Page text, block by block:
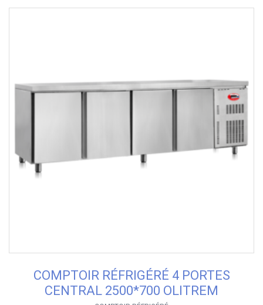
COMPTOIR RÉFRIGÉRÉ 4 PORTES
CENTRAL 2500*700 OLITREM